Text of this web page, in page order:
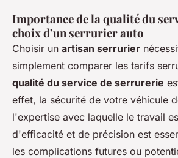
Importance de la qualité du
choix d’un serrurier auto
Choisir un artisan serrurier
simplement comparer les tarifs
qualité du service de serrurerie
effet, la sécurité de votre véhicule
l'expertise avec laquelle le travail
d'efficacité et de précision est
les complications futures ou